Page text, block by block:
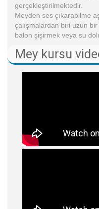
gerçekleştirilmektedir.
Meyden ses çıkarabilme
çalışmalardan biri uzun
balon şişirmek veya su
Mey kursu